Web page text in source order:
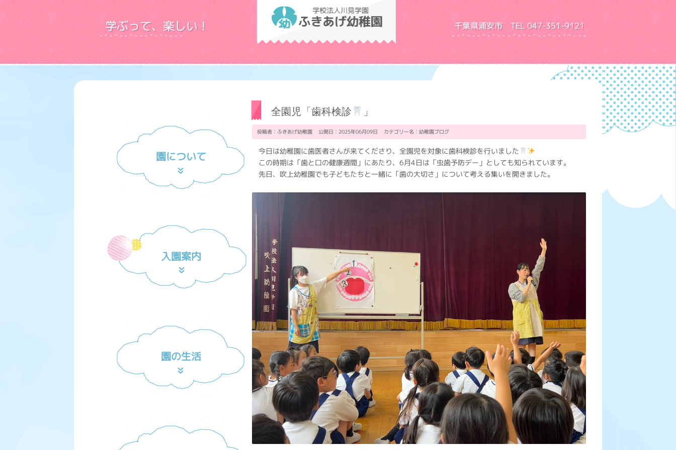
学ぶって、楽しい！
学校法人川見学園 ふきあげ幼稚園
千葉県浦安市 TEL 047-351-9121
園について
入園案内
園の生活
全園児「歯科検診 」
投稿者：ふきあげ幼稚園 公開日：2025年06月09日 カテゴリー名： 幼稚園ブログ
今日は幼稚園に歯医者さんが来てくださり、全園児を対象に歯科検診を行いました
この時期は「歯と口の健康週間」にあたり、6月4日は「虫歯予防デー」としても知られています。
先日、吹上幼稚園でも子どもたちと一緒に「歯の大切さ」について考える集いを開きました。